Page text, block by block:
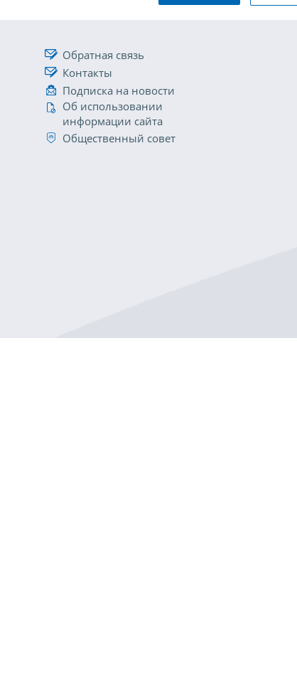
Обратная связь
Контакты
Подписка на новости
Об использовании
информации сайта
Общественный совет